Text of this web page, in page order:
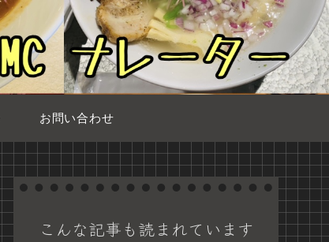
お問い合わせ
こんな記事も読まれています